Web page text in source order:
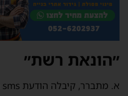
״הונאת רשת״